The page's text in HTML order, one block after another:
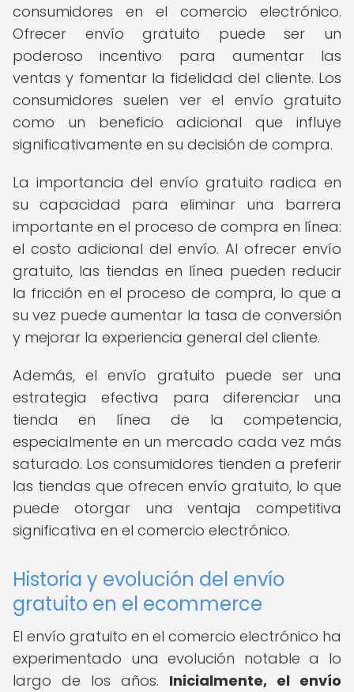
consumidores en el comercio electrónico.
Ofrecer envío gratuito puede ser un
poderoso incentivo para aumentar las
ventas y fomentar la fidelidad del cliente. Los
consumidores suelen ver el envío gratuito
como un beneficio adicional que influye
significativamente en su decisión de compra.
La importancia del envío gratuito radica en
su capacidad para eliminar una barrera
importante en el proceso de compra en línea:
el costo adicional del envío. Al ofrecer envío
gratuito, las tiendas en línea pueden reducir
la fricción en el proceso de compra, lo que a
su vez puede aumentar la tasa de conversión
y mejorar la experiencia general del cliente.
Además, el envío gratuito puede ser una
estrategia efectiva para diferenciar una
tienda en línea de la competencia,
especialmente en un mercado cada vez más
saturado. Los consumidores tienden a preferir
las tiendas que ofrecen envío gratuito, lo que
puede otorgar una ventaja competitiva
significativa en el comercio electrónico.
Historia y evolución del envío
gratuito en el ecommerce
El envío gratuito en el comercio electrónico ha
experimentado una evolución notable a lo
largo de los años. Inicialmente, el envío